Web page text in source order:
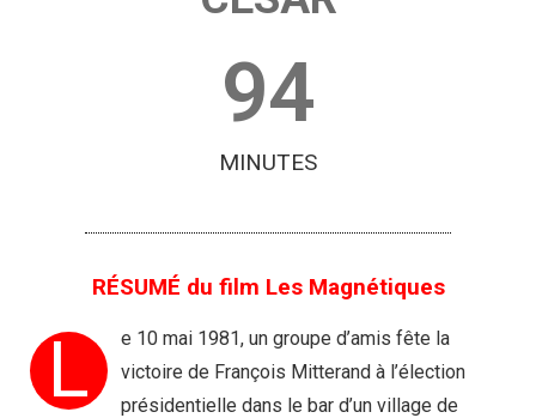
94
MINUTES
RÉSUMÉ du film Les Magnétiques
L
e 10 mai 1981, un groupe d’amis fête la
victoire de François Mitterand à l’élection
présidentielle dans le bar d’un village de